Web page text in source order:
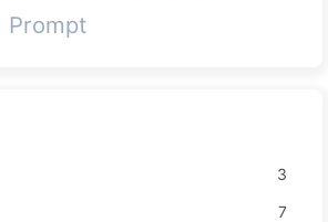
Prompt
3
7